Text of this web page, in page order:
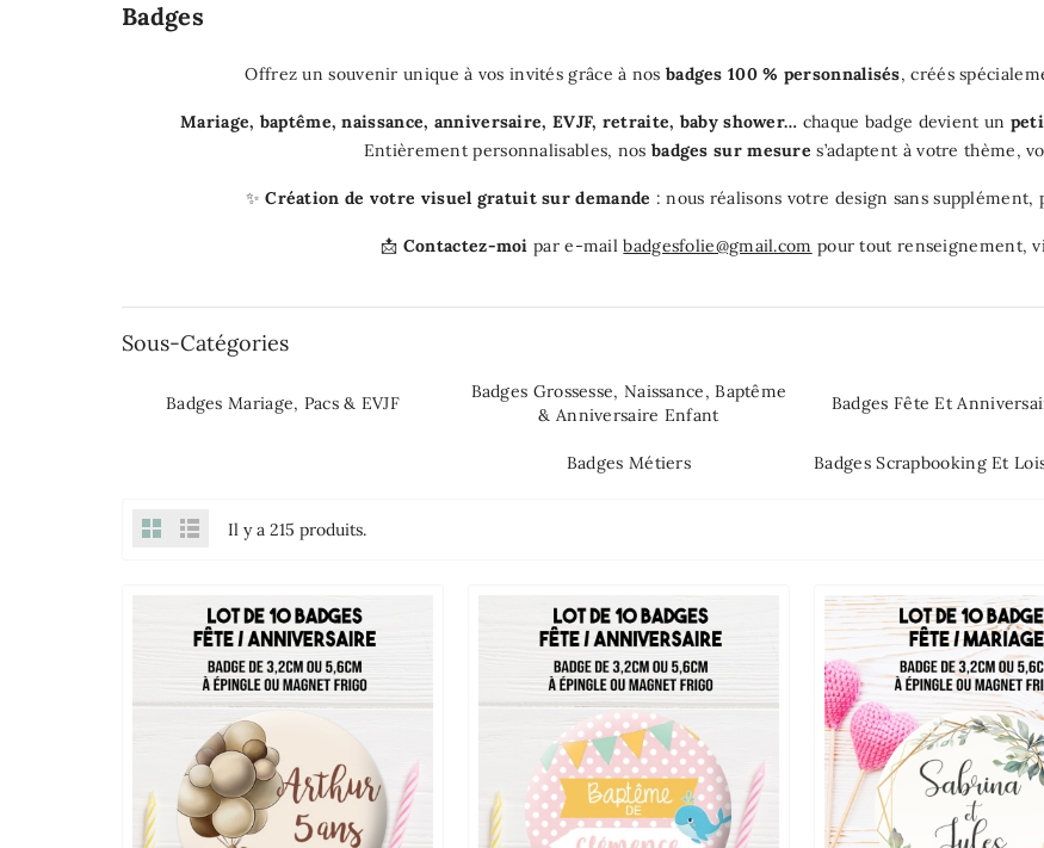
Badges
Offrez un souvenir unique à vos invités grâce à nos badges 100 % personnalisés, créés
Mariage, baptême, naissance, anniversaire, EVJF, retraite, baby shower… chaque badge devient un
Entièrement personnalisables, nos badges sur mesure s’adaptent à votre thème,
✨Création de votre visuel gratuit sur demande : nous réalisons votre design sans
📩 Contactez-moi par e-mailbadgesfolie@gmail.com pour tout renseignement,
Sous-Catégories
Badges Mariage, Pacs & EVJF
Badges Grossesse, Naissance, Baptême
& Anniversaire Enfant
Badges Fête Et
Badges Métiers Badges Scrapbooking Et
Il y a 215 produits.